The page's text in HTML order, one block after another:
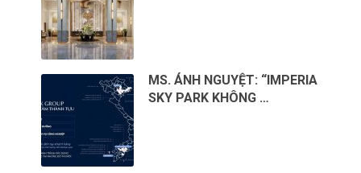
MS. ÁNH NGUYỆT: “IMPERIA
SKY PARK KHÔNG …